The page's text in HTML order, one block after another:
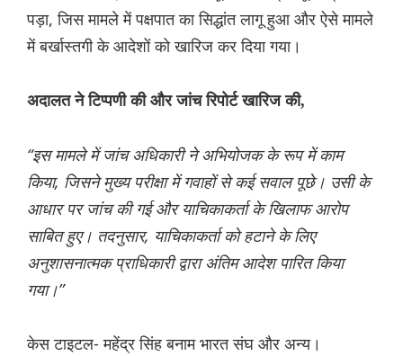
पड़ा, जिस मामले में पक्षपात का सिद्धांत लागू हुआ और ऐसे मामले
में बर्खास्तगी के आदेशों को खारिज कर दिया गया।
अदालत ने टिप्पणी की और जांच रिपोर्ट खारिज की,
“इस मामले में जांच अधिकारी ने अभियोजक के रूप में काम
किया, जिसने मुख्य परीक्षा में गवाहों से कई सवाल पूछे। उसी के
आधार पर जांच की गई और याचिकाकर्ता के खिलाफ आरोप
साबित हुए। तदनुसार, याचिकाकर्ता को हटाने के लिए
अनुशासनात्मक प्राधिकारी द्वारा अंतिम आदेश पारित किया
गया।”
केस टाइटल- महेंद्र सिंह बनाम भारत संघ और अन्य।